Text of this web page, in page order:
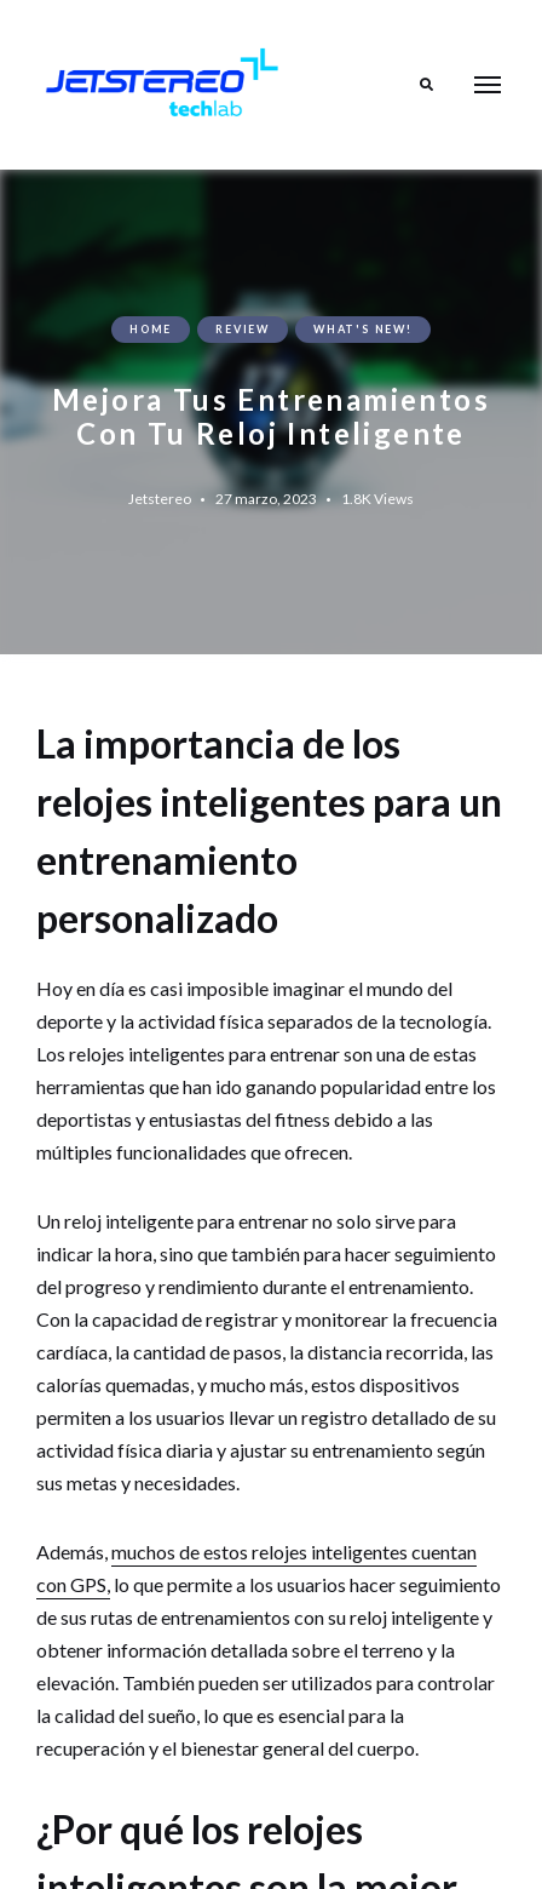
HOME REVIEW WHAT'S NEW!
Mejora Tus Entrenamientos
Con Tu Reloj Inteligente
Jetstereo 27 marzo, 2023 1.8K Views
La importancia de los
relojes inteligentes para un
entrenamiento
personalizado
Hoy en día es casi imposible imaginar el mundo del
deporte y la actividad física separados de la tecnología.
Los relojes inteligentes para entrenar son una de estas
herramientas que han ido ganando popularidad entre los
deportistas y entusiastas del fitness debido a las
múltiples funcionalidades que ofrecen.
Un reloj inteligente para entrenar no solo sirve para
indicar la hora, sino que también para hacer seguimiento
del progreso y rendimiento durante el entrenamiento.
Con la capacidad de registrar y monitorear la frecuencia
cardíaca, la cantidad de pasos, la distancia recorrida, las
calorías quemadas, y mucho más, estos dispositivos
permiten a los usuarios llevar un registro detallado de su
actividad física diaria y ajustar su entrenamiento según
sus metas y necesidades.
Además,muchos de estos relojes inteligentes cuentan
con GPS, lo que permite a los usuarios hacer seguimiento
de sus rutas de entrenamientos con su reloj inteligente y
obtener información detallada sobre el terreno y la
elevación. También pueden ser utilizados para controlar
la calidad del sueño, lo que es esencial para la
recuperación y el bienestar general del cuerpo.
¿Por qué los relojes